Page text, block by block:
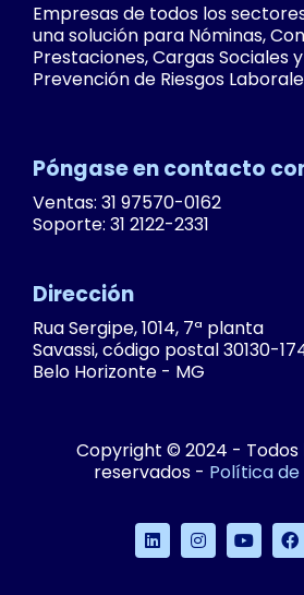
Empresas de todos los
una solución para Nóminas,
Prestaciones, Cargas Sociales
Prevención de Riesgos
Póngase en contacto
Ventas: 31 97570-0162
Soporte: 31 2122-2331
Dirección
Rua Sergipe, 1014, 7ª planta
Savassi, código postal 30130-
Belo Horizonte - MG
Copyright © 2024 - Todos
reservados - Política